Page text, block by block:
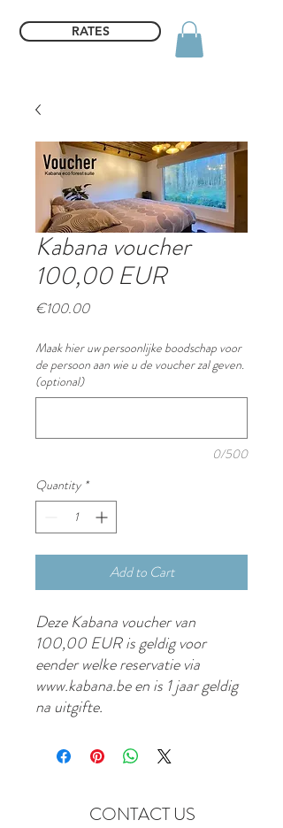
RATES
Kabana voucher
100,00 EUR
€100.00Price
Maak hier uw persoonlijke boodschap voor
de persoon aan wie u de voucher zal geven.
(optional)
0/500
Quantity *
Add to Cart
Deze Kabana voucher van
100,00 EUR is geldig voor
eender welke reservatie via
www.kabana.be en is 1 jaar geldig
na uitgifte.
CONTACT US